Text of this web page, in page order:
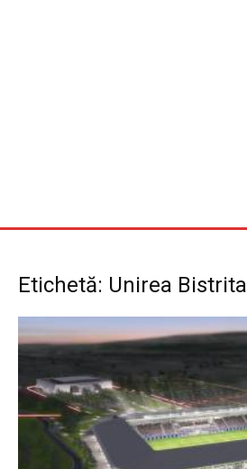
Etichetă: Unirea Bistrita